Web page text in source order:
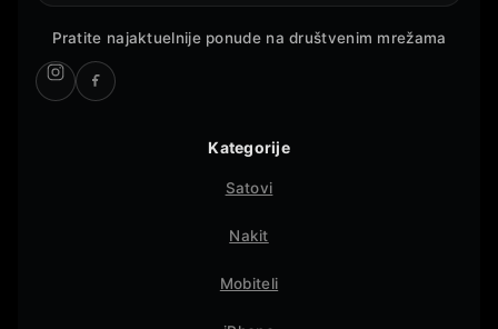
Pratite najaktuelnije ponude na društvenim mrežama
Kategorije
Satovi
Nakit
Mobiteli